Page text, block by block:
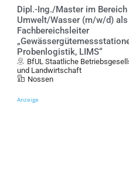
Dipl.-Ing./Master im Bereich
Umwelt/Wasser (m/w/d) als
Fachbereichsleiter
Probenlogistik, LIMS“
BfUL Staatliche
und Landwirtschaft
Nossen
Anzeige